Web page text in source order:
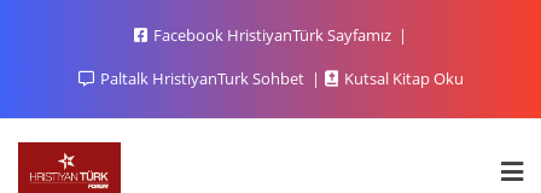
Facebook HristiyanTürk Sayfamız
Paltalk HristiyanTurk Sohbet
Kutsal Kitap Oku